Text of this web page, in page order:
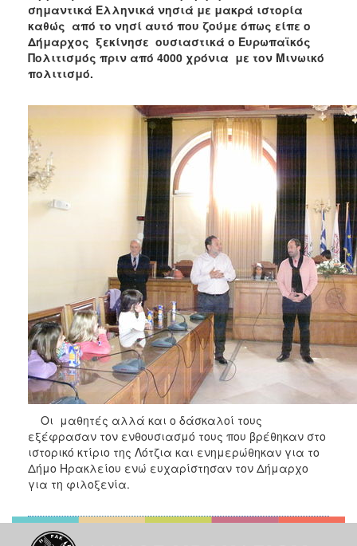
σημαντικά Ελληνικά νησιά με μακρά ιστορία
καθώς από το νησί αυτό που ζούμε όπως είπε ο
Δήμαρχος ξεκίνησε ουσιαστικά ο Ευρωπαϊκός
Πολιτισμός πριν από 4000 χρόνια με τον Μινωικό
πολιτισμό.
Οι μαθητές αλλά και ο δάσκαλοί τους
εξέφρασαν τον ενθουσιασμό τους που βρέθηκαν στο
ιστορικό κτίριο της Λότζια και ενημερώθηκαν για το
Δήμο Ηρακλείου ενώ ευχαρίστησαν τον Δήμαρχο
για τη φιλοξενία.